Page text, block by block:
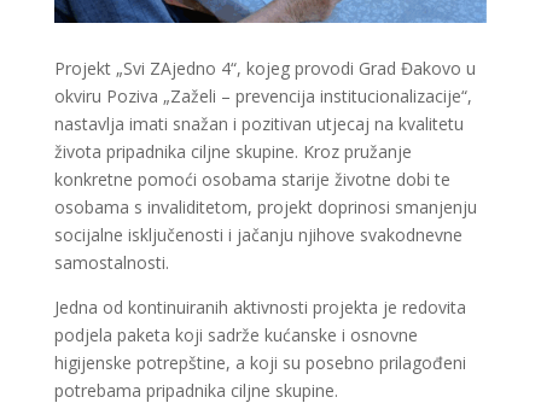
Projekt „Svi ZAjedno 4“, kojeg provodi Grad Đakovo u
okviru Poziva „Zaželi – prevencija institucionalizacije“,
nastavlja imati snažan i pozitivan utjecaj na kvalitetu
života pripadnika ciljne skupine. Kroz pružanje
konkretne pomoći osobama starije životne dobi te
osobama s invaliditetom, projekt doprinosi smanjenju
socijalne isključenosti i jačanju njihove svakodnevne
samostalnosti.
Jedna od kontinuiranih aktivnosti projekta je redovita
podjela paketa koji sadrže kućanske i osnovne
higijenske potrepštine, a koji su posebno prilagođeni
potrebama pripadnika ciljne skupine.